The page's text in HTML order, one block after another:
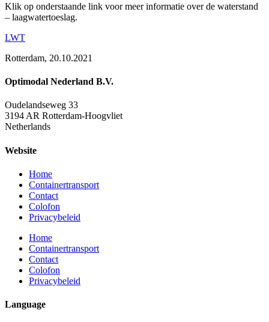
Klik op onderstaande link voor meer informatie over de waterstand
– laagwatertoeslag.
LWT
Rotterdam, 20.10.2021
Optimodal Nederland B.V.
Oudelandseweg 33
3194 AR Rotterdam-Hoogvliet
Netherlands
Website
Home
Containertransport
Contact
Colofon
Privacybeleid
Home
Containertransport
Contact
Colofon
Privacybeleid
Language